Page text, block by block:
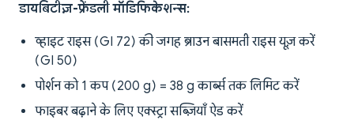
डायबिटीज़-फ्रेंडली मॉडिफिकेशन्स:
व्हाइट राइस (GI 72) की जगह ब्राउन बासमती राइस यूज़ करें
(GI 50)
पोर्शन को 1 कप (200 g) = 38 g कार्ब्स तक लिमिट करें
फाइबर बढ़ाने के लिए एक्स्ट्रा सब्ज़ियाँ ऐड करें